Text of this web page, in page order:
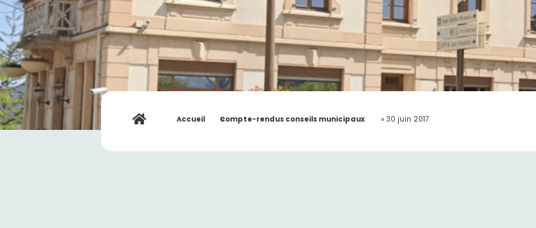
Accueil »
Compte-rendus conseils municipaux » 30 juin 2017